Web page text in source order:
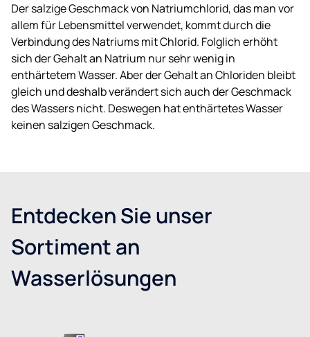
Der salzige Geschmack von Natriumchlorid, das man vor
allem für Lebensmittel verwendet, kommt durch die
Verbindung des Natriums mit Chlorid. Folglich erhöht
sich der Gehalt an Natrium nur sehr wenig in
enthärtetem Wasser. Aber der Gehalt an Chloriden bleibt
gleich und deshalb verändert sich auch der Geschmack
des Wassers nicht. Deswegen hat enthärtetes Wasser
keinen salzigen Geschmack.
Entdecken Sie unser
Sortiment an
Wasserlösungen